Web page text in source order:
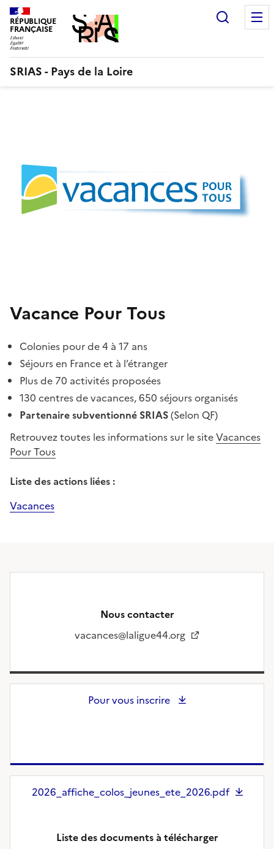
Aller
au
contenu
RÉPUBLIQUE
FRANÇAISE
SRIAS - Pays de la Loire
Vacance Pour Tous
Colonies pour de 4 à 17 ans
Séjours en France et à l’étranger
Plus de 70 activités proposées
130 centres de vacances, 650 séjours organisés
Partenaire subventionné SRIAS(Selon QF)
Retrouvez toutes les informations sur le siteVacances
Pour Tous
Liste des actions liées :
Vacances
Nous contacter
vacances@laligue44.org
Pour vous inscrire
Liste des documents à télécharger
2026_affiche_colos_jeunes_ete_2026.pdf